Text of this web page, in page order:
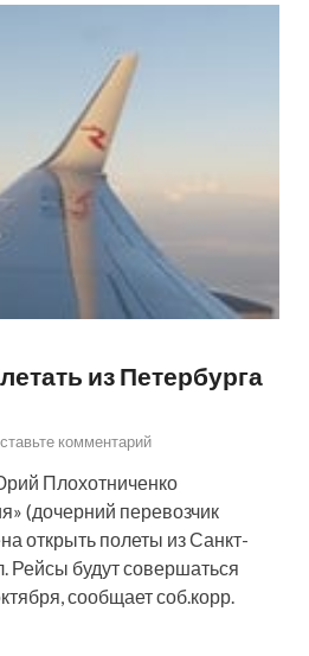
из Петербурга
комментарий
Плохотниченко
(дочерний перевозчик
открыть полеты из Санкт-
Рейсы будут совершаться
сообщает соб.корр.